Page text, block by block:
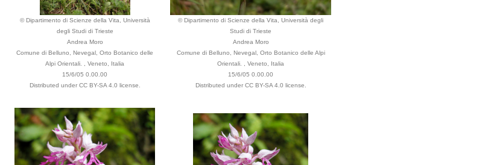
© Dipartimento di Scienze della Vita, Università
degli Studi di Trieste
Andrea Moro
Comune di Belluno, Nevegal, Orto Botanico delle
Alpi Orientali. , Veneto, Italia
15/6/05 0.00.00
Distributed under CC BY-SA 4.0 license.
© Dipartimento di Scienze della Vita, Università degli
Studi di Trieste
Andrea Moro
Comune di Belluno, Nevegal, Orto Botanico delle Alpi
Orientali. , Veneto, Italia
15/6/05 0.00.00
Distributed under CC BY-SA 4.0 license.